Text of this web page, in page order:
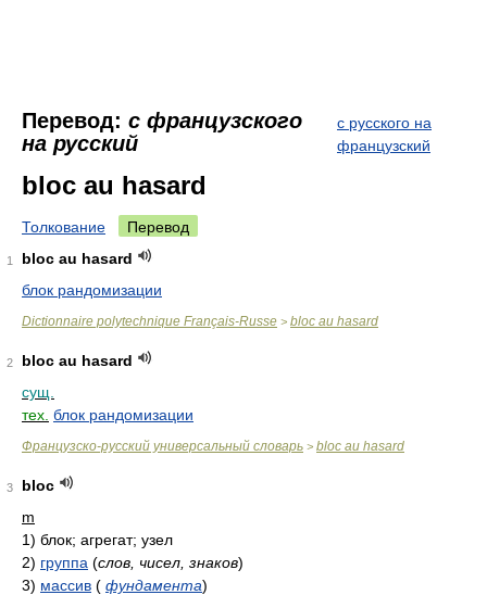
Перевод: с французского
на русский
с русского на
французский
bloc au hasard
Толкование Перевод
1
bloc au hasard
блок рандомизации
Dictionnaire polytechnique Français-Russe > bloc au hasard
2
bloc au hasard
сущ.
тех. блок рандомизации
Французско-русский универсальный словарь > bloc au hasard
3
bloc
m
1) блок; агрегат; узел
2) группа (слов, чисел, знаков)
3) массив ( фундамента)